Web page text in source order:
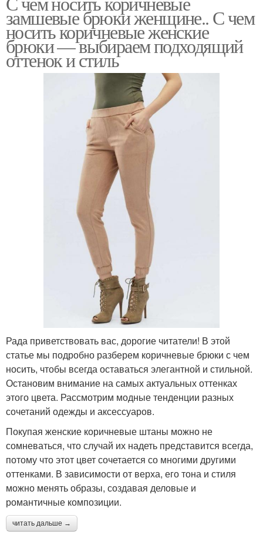
замшевые брюки женщине.. С чем
носить коричневые женские
брюки — выбираем подходящий
оттенок и стиль
Рада приветствовать вас, дорогие читатели! В этой
статье мы подробно разберем коричневые брюки с чем
носить, чтобы всегда оставаться элегантной и стильной.
Остановим внимание на самых актуальных оттенках
этого цвета. Рассмотрим модные тенденции разных
сочетаний одежды и аксессуаров.
Покупая женские коричневые штаны можно не
сомневаться, что случай их надеть представится всегда,
потому что этот цвет сочетается со многими другими
оттенками. В зависимости от верха, его тона и стиля
можно менять образы, создавая деловые и
романтичные композиции.
читать дальше →